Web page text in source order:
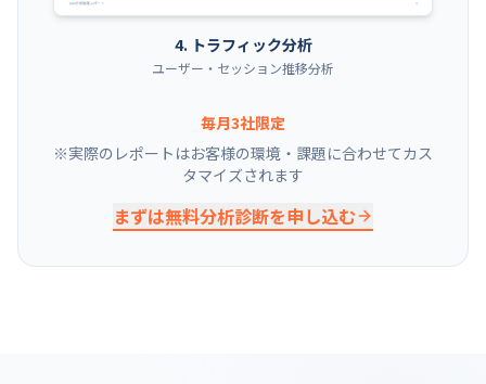
4. トラフィック分析
ユーザー・セッション推移分析
毎月3社限定
※実際のレポートはお客様の環境・課題に合わせてカス
タマイズされます
まずは無料分析診断を申し込む